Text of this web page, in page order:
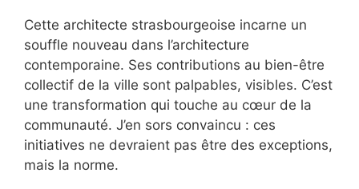
Cette architecte strasbourgeoise incarne un
souffle nouveau dans l’architecture
contemporaine. Ses contributions au bien-être
collectif de la ville sont palpables, visibles. C’est
une transformation qui touche au cœur de la
communauté. J’en sors convaincu : ces
initiatives ne devraient pas être des exceptions,
mais la norme.